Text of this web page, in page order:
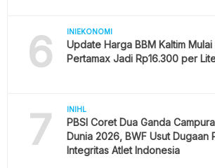
6 INIEKONOMI
Update Harga BBM Kaltim
Pertamax Jadi Rp16.300 per
7 INIHL
PBSI Coret Dua Ganda
Dunia 2026, BWF Usut Dugaan
Integritas Atlet Indonesia